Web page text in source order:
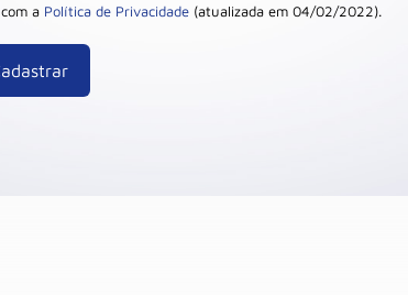
com a Política de Privacidade (atualizada em 04/02/2022).